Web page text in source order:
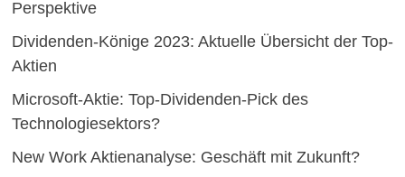
Perspektive
Dividenden-Könige 2023: Aktuelle Übersicht der Top-
Aktien
Microsoft-Aktie: Top-Dividenden-Pick des
Technologiesektors?
New Work Aktienanalyse: Geschäft mit Zukunft?